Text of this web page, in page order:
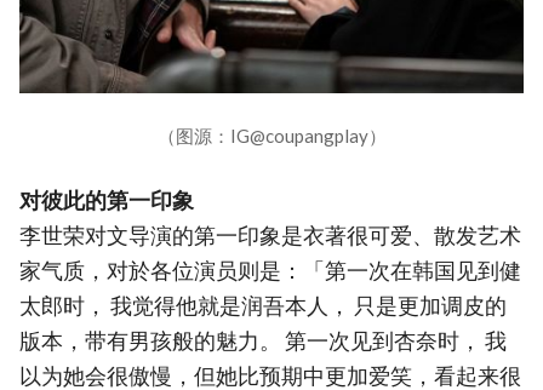
（图源：IG@coupangplay）
对彼此的第一印象
李世荣对文导演的第一印象是衣著很可爱、散发艺术
家气质，对於各位演员则是：「第一次在韩国见到健
太郎时， 我觉得他就是润吾本人， 只是更加调皮的
版本，带有男孩般的魅力。 第一次见到杏奈时， 我
以为她会很傲慢，但她比预期中更加爱笑，看起来很